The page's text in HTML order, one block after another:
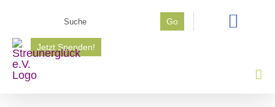
springen
Go
Jetzt Spenden!